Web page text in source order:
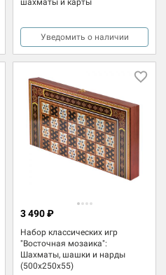
Уведомить о наличии
Набор классических игр
"Восточная мозаика":
Шахматы, шашки и нарды
(500x250x55)
3 490 ₽